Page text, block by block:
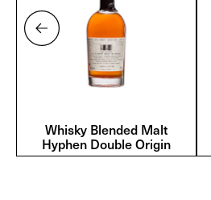
Whisky Blended Malt
Hyphen Double Origin